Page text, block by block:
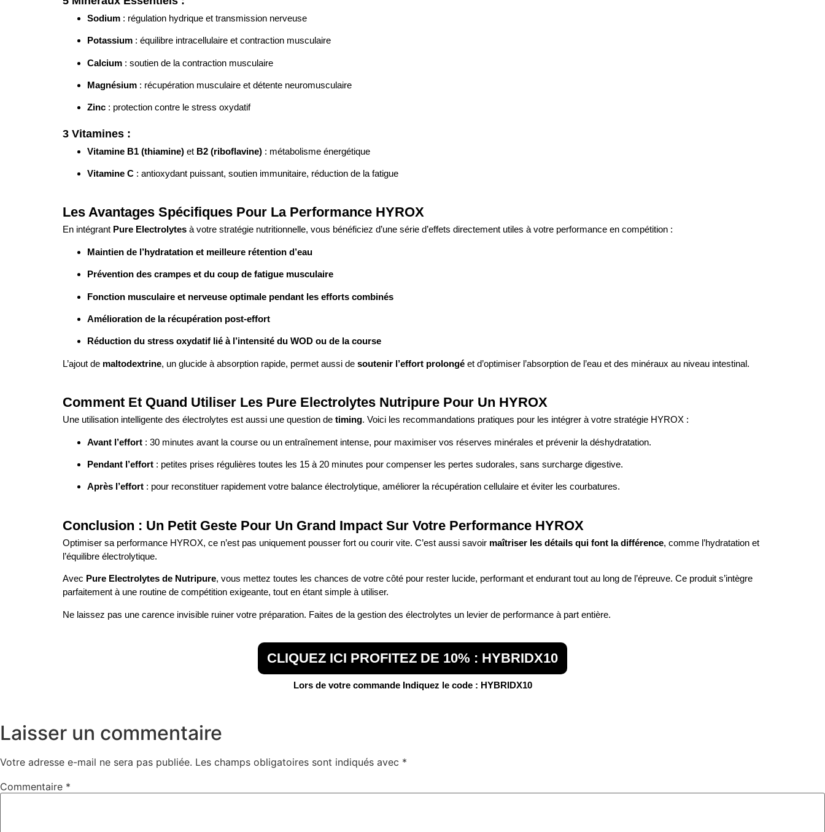
Sodium : régulation hydrique et transmission nerveuse
Potassium : équilibre intracellulaire et contraction musculaire
Calcium : soutien de la contraction musculaire
Magnésium : récupération musculaire et détente neuromusculaire
Zinc : protection contre le stress oxydatif
3 Vitamines :
Vitamine B1 (thiamine) et B2 (riboflavine) : métabolisme énergétique
Vitamine C : antioxydant puissant, soutien immunitaire, réduction de la fatigue
Les Avantages Spécifiques Pour La Performance HYROX
En intégrant Pure Electrolytes à votre stratégie nutritionnelle, vous bénéficiez d’une série d’effets directement utiles à votre performance en compétition :
Maintien de l’hydratation et meilleure rétention d’eau
Prévention des crampes et du coup de fatigue musculaire
Fonction musculaire et nerveuse optimale pendant les efforts combinés
Amélioration de la récupération post-effort
Réduction du stress oxydatif lié à l’intensité du WOD ou de la course
L’ajout de maltodextrine, un glucide à absorption rapide, permet aussi de soutenir l’effort prolongé et d’optimiser l’absorption de l’eau et des minéraux au niveau intestinal.
Comment Et Quand Utiliser Les Pure Electrolytes Nutripure Pour Un HYROX
Une utilisation intelligente des électrolytes est aussi une question de timing. Voici les recommandations pratiques pour les intégrer à votre stratégie HYROX :
Avant l’effort : 30 minutes avant la course ou un entraînement intense, pour maximiser vos réserves minérales et prévenir la déshydratation.
Pendant l’effort : petites prises régulières toutes les 15 à 20 minutes pour compenser les pertes sudorales, sans surcharge digestive.
Après l’effort : pour reconstituer rapidement votre balance électrolytique, améliorer la récupération cellulaire et éviter les courbatures.
Conclusion : Un Petit Geste Pour Un Grand Impact Sur Votre Performance HYROX
Optimiser sa performance HYROX, ce n’est pas uniquement pousser fort ou courir vite. C’est aussi savoir maîtriser les détails qui font la différence, comme l’hydratation et
l’équilibre électrolytique.
Avec Pure Electrolytes de Nutripure, vous mettez toutes les chances de votre côté pour rester lucide, performant et endurant tout au long de l’épreuve. Ce produit s’intègre
parfaitement à une routine de compétition exigeante, tout en étant simple à utiliser.
Ne laissez pas une carence invisible ruiner votre préparation. Faites de la gestion des électrolytes un levier de performance à part entière.
CLIQUEZ ICI PROFITEZ DE 10% : HYBRIDX10
Lors de votre commande Indiquez le code : HYBRIDX10
Laisser un commentaire
Votre adresse e-mail ne sera pas publiée. Les champs obligatoires sont indiqués avec *
Commentaire *